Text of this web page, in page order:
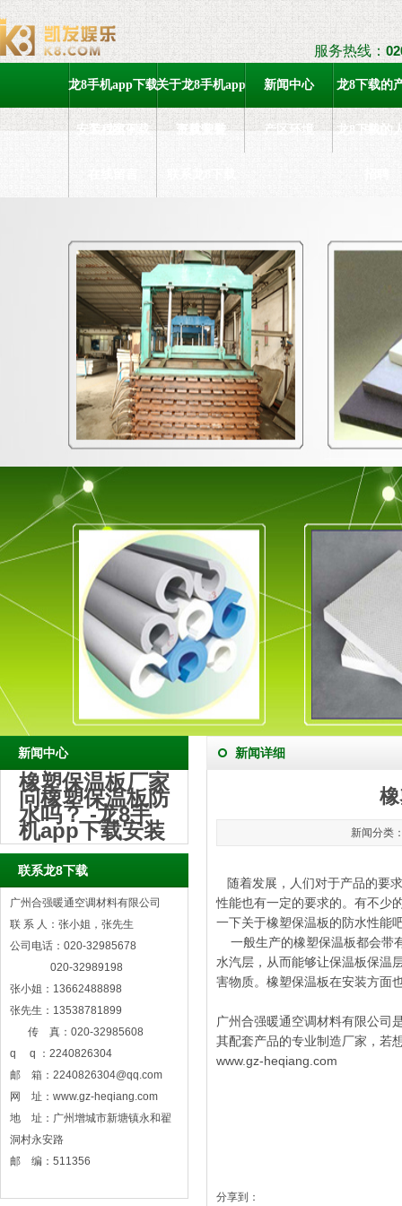
服务热线：
龙8手机app下载
安装-龙8下载
关于龙8手机app
下载安装
新闻中心 龙8下载的
中心
工程案例 资质荣誉 产区环境 龙8下载的
新闻中心
橡塑保温板厂家
问橡塑保温板防
水吗？ -龙8手
机app下载安装
联系龙8下载
广州合强暖通空调材料有限公司
联 系 人：张小姐，张先生
公司电话：020-32985678
020-32989198
张小姐：13662488898
张先生：13538781899
传 真：020-32985608
q q ：2240826304
邮 箱： 2240826304@qq.com
网 址：www.gz-heqiang.com
地 址：广州增城市新塘镇永和翟
洞村永安路
邮 编：511356
新闻详细
新闻分类
随着发展，人们对于产品的要
性能也有一定的要求的。有不少
一下关于橡塑保温板的防水性能
一般生产的橡塑保温板都会带
水汽层，从而能够让保温板保温
害物质。橡塑保温板在安装方面
广州合强暖通空调材料有限公司
其配套产品的专业制造厂家，若
www.gz-heqiang.com
分享到：